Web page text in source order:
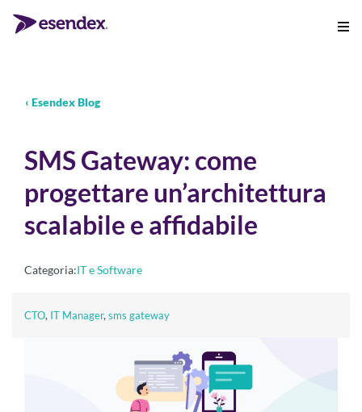
‹ Esendex Blog
SMS Gateway: come
progettare un’architettura
scalabile e affidabile
Categoria:IT e Software
CTO, IT Manager, sms gateway